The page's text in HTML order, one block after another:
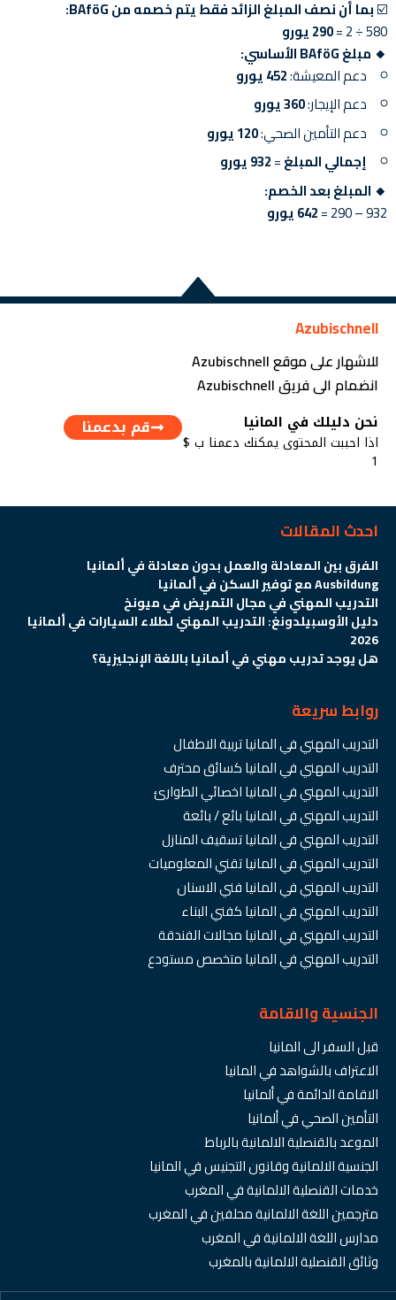
☑️بما أن نصف المبلغ الزائد فقط يتم خصمه من BAföG:
580 ÷ 2 =
290 يورو
🔸 مبلغ BAföG الأساسي:
دعم المعيشة:452 يورو
دعم الإيجار:360 يورو
دعم التأمين الصحي:120 يورو
إجمالي المبلغ=932 يورو
🔸 المبلغ بعد الخصم:
932 – 290 =
642 يورو
Azubischnell
للاشهار على موقع Azubischnell
انضمام الى فريق Azubischnell
نحن دليلك في المانيا
اذا احببت المحتوى يمكنك دعمنا ب $
1
قم بدعمنا
احدث المقالات
الفرق بين المعادلة والعمل بدون معادلة في ألمانيا
Ausbildung مع توفير السكن في ألمانيا
التدريب المهني في مجال التمريض في ميونخ
دليل الأوسبيلدونغ: التدريب المهني لطلاء السيارات في ألمانيا
2026
هل يوجد تدريب مهني في ألمانيا باللغة الإنجليزية؟
روابط سريعة
التدريب المهني في المانيا تربية الاطفال
التدريب المهني في المانيا كسائق محترف
التدريب المهني في المانيا اخصائي الطوارئ
التدريب المهني في المانيا بائع / بائعة
التدريب المهني في المانيا تسقيف المنازل
التدريب المهني في المانيا تقني المعلوميات
التدريب المهني في المانيا فني الاسنان
التدريب المهني في المانيا كفني البناء
التدريب المهني في المانيا مجالات الفندقة
التدريب المهني في المانيا متخصص مستودع
الجنسية والاقامة
قبل السفر الى المانيا
الاعتراف بالشواهد في المانيا
الاقامة الدائمة في ألمانيا
التأمين الصحي في ألمانيا
الموعد بالقنصلية الالمانية بالرباط
الجنسية الالمانية وقانون التجنيس في المانيا
خدمات القنصلية الالمانية في المغرب
مترجمين اللغة الالمانية محلفين في المغرب
مدارس اللغة الالمانية في المغرب
وثائق القنصلية الالمانية بالمغرب